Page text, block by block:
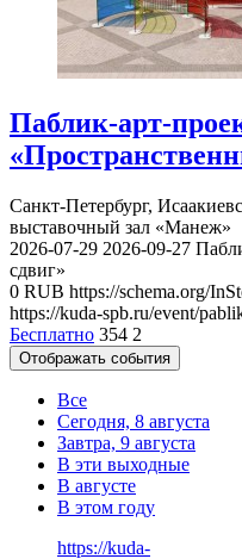
Паблик-арт-
Санкт-Петербург,
выставочный зал «Манеж»
2026-07-29 2026-09-27
сдвиг»
0 RUB https://schema.org/
https://kuda-spb.ru/event/
Бесплатно 354 2
Отображать события
Все
Сегодня, 8 августа
Завтра, 9 августа
В эти выходные
В августе
В этом году
https://kuda-